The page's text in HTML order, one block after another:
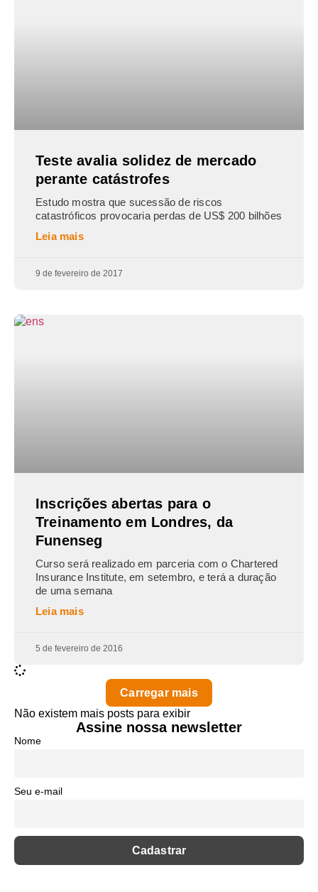
Teste avalia solidez de mercado
perante catástrofes
Estudo mostra que sucessão de riscos
catastróficos provocaria perdas de US$ 200 bilhões
Leia mais
9 de fevereiro de 2017
Inscrições abertas para o
Treinamento em Londres, da
Funenseg
Curso será realizado em parceria com o Chartered
Insurance Institute, em setembro, e terá a duração
de uma semana
Leia mais
5 de fevereiro de 2016
Carregar mais
Não existem mais posts para exibir
Assine nossa newsletter
Nome
Seu e-mail